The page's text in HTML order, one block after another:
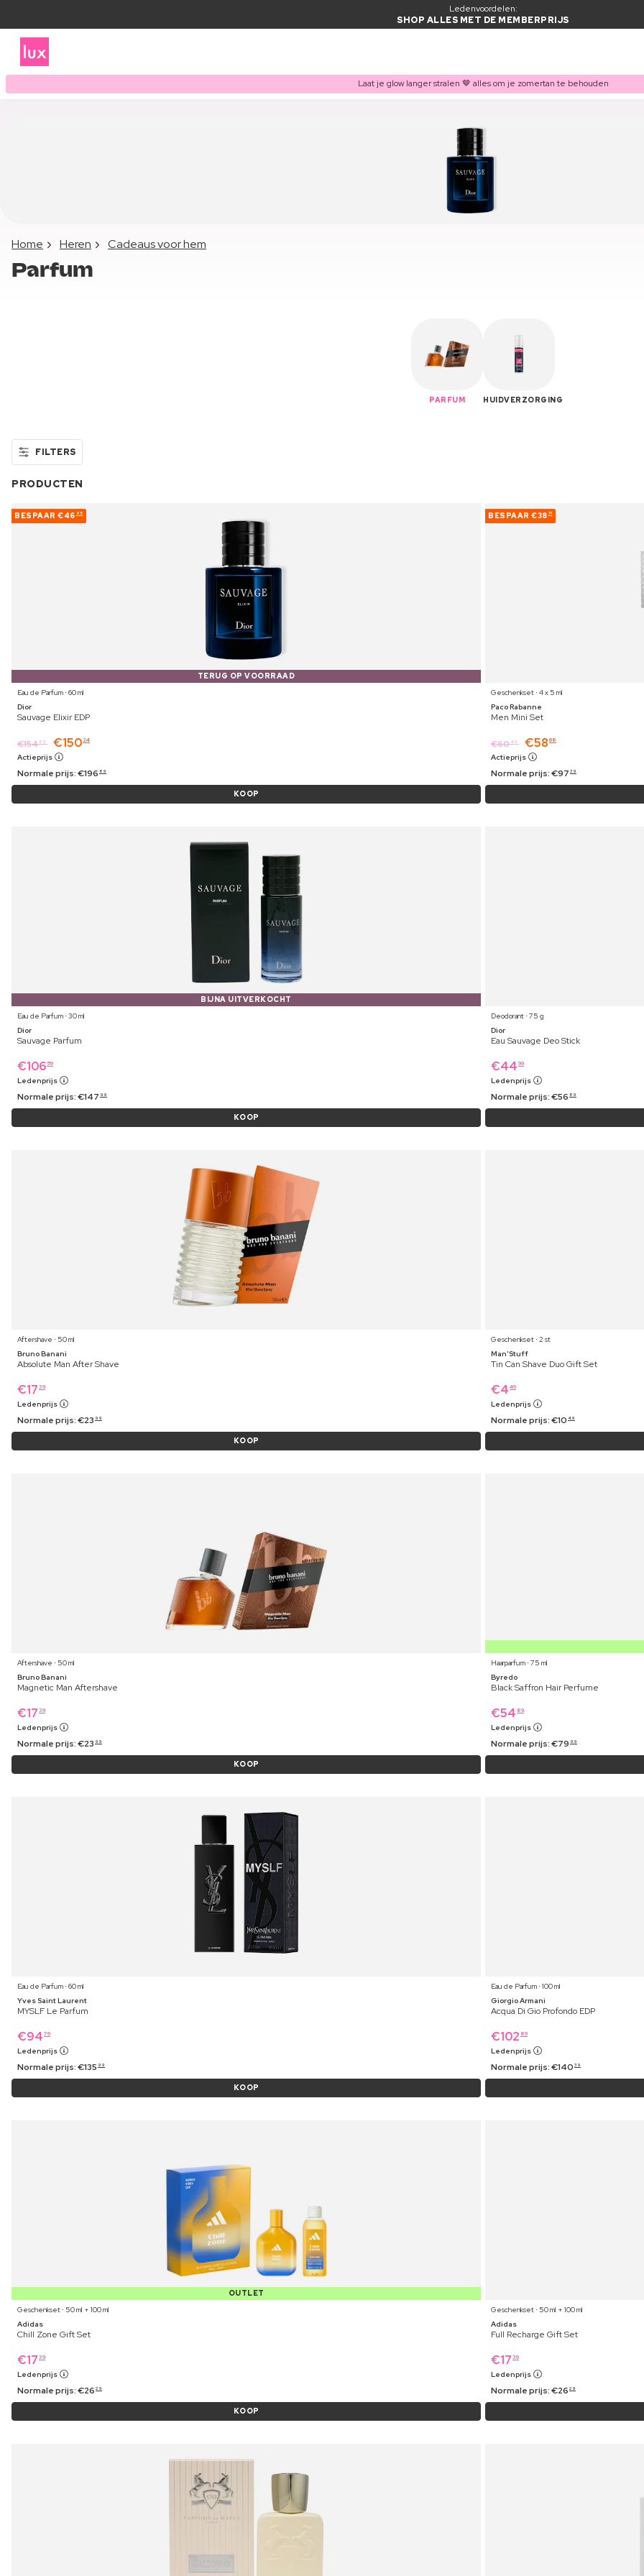
Ledenvoordelen:
SHOP ALLES MET DE MEMBERPRIJS
Laat je glow langer stralen 🤎 alles om je zomertan te behouden
Home Heren Cadeaus voor hem
Parfum
PARFUM HUIDVERZORGING
FILTERS
PRODUCTEN
BESPAAR €46 65
TERUG OP VOORRAAD
Eau de Parfum ⋅ 60 ml
Dior
Sauvage Elixir EDP
€154 89 €150 24
Actieprijs
Normale prijs:€196 89
KOOP
BESPAAR €38 71
Geschenkset ⋅ 4 x 5 ml
Paco Rabanne
Men Mini Set
€60 49 €58 68
Actieprijs
Normale prijs:€97 39
BIJNA UITVERKOCHT
Eau de Parfum ⋅ 30 ml
Dior
Sauvage Parfum
€106 59
Ledenprijs
Normale prijs:€147 99
KOOP
Deodorant ⋅ 75 g
Dior
Eau Sauvage Deo Stick
€44 99
Ledenprijs
Normale prijs:€56 89
Aftershave ⋅ 50 ml
Bruno Banani
Absolute Man After Shave
€17 39
Ledenprijs
Normale prijs:€23 99
KOOP
Geschenkset ⋅ 2 st
Man'Stuff
Tin Can Shave Duo Gift Set
€4 49
Ledenprijs
Normale prijs:€10 49
Aftershave ⋅ 50 ml
Bruno Banani
Magnetic Man Aftershave
€17 39
Ledenprijs
Normale prijs:€23 99
KOOP
Haarparfum ⋅ 75 ml
Byredo
Black Saffron Hair Perfume
€54 89
Ledenprijs
Normale prijs:€79 99
Eau de Parfum ⋅ 60 ml
Yves Saint Laurent
MYSLF Le Parfum
€94 79
Ledenprijs
Normale prijs:€135 99
KOOP
Eau de Parfum ⋅ 100 ml
Giorgio Armani
Acqua Di Gio Profondo EDP
€102 89
Ledenprijs
Normale prijs:€140 39
OUTLET
Geschenkset ⋅ 50 ml + 100 ml
Adidas
Chill Zone Gift Set
€17 39
Ledenprijs
Normale prijs:€26 29
KOOP
Geschenkset ⋅ 50 ml + 100 ml
Adidas
Full Recharge Gift Set
€17 39
Ledenprijs
Normale prijs:€26 29